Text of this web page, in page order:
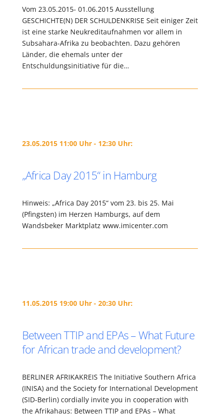
Vom 23.05.2015- 01.06.2015 Ausstellung
GESCHICHTE(N) DER SCHULDENKRISE Seit einiger Zeit
ist eine starke Neukreditaufnahmen vor allem in
Subsahara-Afrika zu beobachten. Dazu gehören
Länder, die ehemals unter der
Entschuldungsinitiative für die…
23.05.2015 11:00 Uhr - 12:30 Uhr:
„Africa Day 2015“ in Hamburg
Hinweis: „Africa Day 2015“ vom 23. bis 25. Mai
(Pfingsten) im Herzen Hamburgs, auf dem
Wandsbeker Marktplatz www.imicenter.com
11.05.2015 19:00 Uhr - 20:30 Uhr:
Between TTIP and EPAs – What Future
for African trade and development?
BERLINER AFRIKAKREIS The Initiative Southern Africa
(INISA) and the Society for International Development
(SID-Berlin) cordially invite you in cooperation with
the Afrikahaus: Between TTIP and EPAs – What